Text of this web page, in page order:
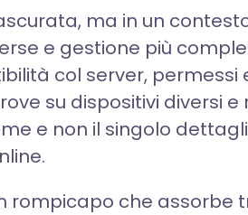
ma in un
e gestione più
col server, permessi
su dispositivi diversi
e non il singolo
rompicapo che assorbe